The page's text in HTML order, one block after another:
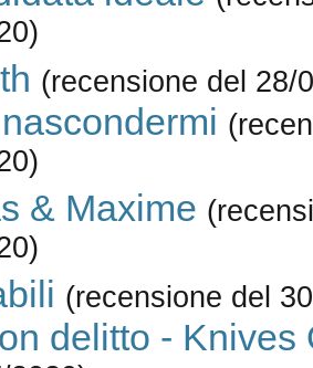
(recensione del 28/
& Maxime
(recensione del
delitto - Knives